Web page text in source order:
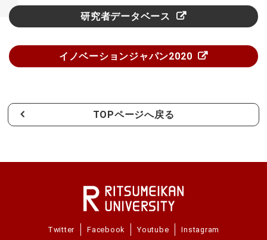
研究者データベース
イノベーションジャパン2020
TOPページへ戻る
Twitter Facebook Youtube Instagram